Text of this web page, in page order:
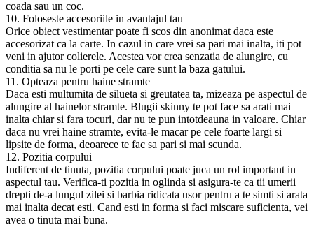
coada sau un coc.
10. Foloseste accesoriile in avantajul tau
Orice obiect vestimentar poate fi scos din anonimat daca este
accesorizat ca la carte. In cazul in care vrei sa pari mai inalta, iti pot
veni in ajutor colierele. Acestea vor crea senzatia de alungire, cu
conditia sa nu le porti pe cele care sunt la baza gatului.
11. Opteaza pentru haine stramte
Daca esti multumita de silueta si greutatea ta, mizeaza pe aspectul de
alungire al hainelor stramte. Blugii skinny te pot face sa arati mai
inalta chiar si fara tocuri, dar nu te pun intotdeauna in valoare. Chiar
daca nu vrei haine stramte, evita-le macar pe cele foarte largi si
lipsite de forma, deoarece te fac sa pari si mai scunda.
12. Pozitia corpului
Indiferent de tinuta, pozitia corpului poate juca un rol important in
aspectul tau. Verifica-ti pozitia in oglinda si asigura-te ca tii umerii
drepti de-a lungul zilei si barbia ridicata usor pentru a te simti si arata
mai inalta decat esti. Cand esti in forma si faci miscare suficienta, vei
avea o tinuta mai buna.